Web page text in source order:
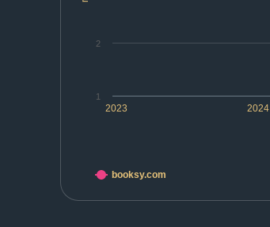
2023 2024
1
2
booksy.com